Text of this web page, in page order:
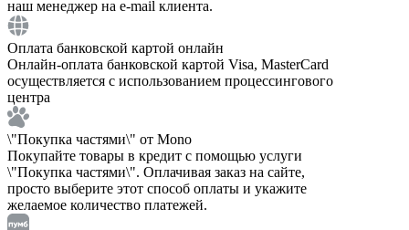
наш менеджер на e-mail клиента.
Оплата банковской картой онлайн
Онлайн-оплата банковской картой Visa, MasterCard
осуществляется с использованием процессингового
центра
\"Покупка частями\" от Mono
Покупайте товары в кредит с помощью услуги
\"Покупка частями\". Оплачивая заказ на сайте,
просто выберите этот способ оплаты и укажите
желаемое количество платежей.